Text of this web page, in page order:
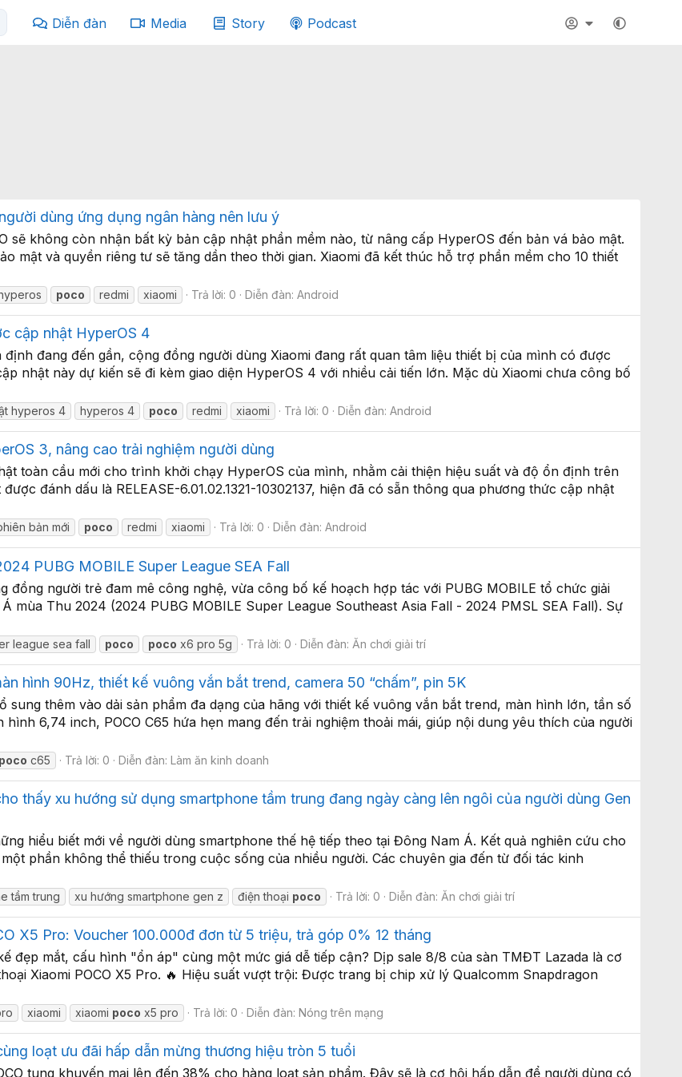
Diễn đàn Media Story Podcast
dùng ứng dụng ngân hàng nên lưu ý
sẽ không còn nhận bất kỳ bản cập nhật phần mềm nào, từ nâng cấp HyperOS đến bản vá bảo mật.
mật và quyền riêng tư sẽ tăng dần theo thời gian. Xiaomi đã kết thúc hỗ trợ phần mềm cho 10 thiết
poco redmi xiaomi Trả lời: 0 Diễn đàn:Android
cập nhật HyperOS 4
đang đến gần, cộng đồng người dùng Xiaomi đang rất quan tâm liệu thiết bị của mình có được
nhật này dự kiến sẽ đi kèm giao diện HyperOS 4 với nhiều cải tiến lớn. Mặc dù Xiaomi chưa công bố
hyperos 4 hyperos 4 poco redmi xiaomi Trả lời: 0 Diễn đàn:Android
3, nâng cao trải nghiệm người dùng
toàn cầu mới cho trình khởi chạy HyperOS của mình, nhằm cải thiện hiệu suất và độ ổn định trên
đánh dấu là RELEASE-6.01.02.1321-10302137, hiện đã có sẵn thông qua phương thức cập nhật
bản mới poco redmi xiaomi Trả lời: 0 Diễn đàn:Android
PUBG MOBILE Super League SEA Fall
đồng người trẻ đam mê công nghệ, vừa công bố kế hoạch hợp tác với PUBG MOBILE tổ chức giải
mùa Thu 2024 (2024 PUBG MOBILE Super League Southeast Asia Fall - 2024 PMSL SEA Fall). Sự
league sea fall poco poco x6 pro 5g Trả lời: 0 Diễn đàn: Ăn chơi giải trí
hình 90Hz, thiết kế vuông vắn bắt trend, camera 50 “chấm”, pin 5K
sung thêm vào dải sản phẩm đa dạng của hãng với thiết kế vuông vắn bắt trend, màn hình lớn, tần số
6,74 inch, POCO C65 hứa hẹn mang đến trải nghiệm thoải mái, giúp nội dung yêu thích của người
poco c65 Trả lời: 0 Diễn đàn: Làm ăn kinh doanh
thấy xu hướng sử dụng smartphone tầm trung đang ngày càng lên ngôi của người dùng Gen
hiểu biết mới về người dùng smartphone thế hệ tiếp theo tại Đông Nam Á. Kết quả nghiên cứu cho
phần không thể thiếu trong cuộc sống của nhiều người. Các chuyên gia đến từ đối tác kinh
tầm trung xu hướng smartphone gen z điện thoại poco Trả lời: 0 Diễn đàn: Ăn chơi giải trí
X5 Pro: Voucher 100.000đ đơn từ 5 triệu, trả góp 0% 12 tháng
đẹp mắt, cấu hình "ổn áp" cùng một mức giá dễ tiếp cận? Dịp sale 8/8 của sàn TMĐT Lazada là cơ
Xiaomi POCO X5 Pro. 🔥 Hiệu suất vượt trội: Được trang bị chip xử lý Qualcomm Snapdragon
xiaomi xiaomi poco x5 pro Trả lời: 0 Diễn đàn: Nóng trên mạng
loạt ưu đãi hấp dẫn mừng thương hiệu tròn 5 tuổi
tung khuyến mại lên đến 38% cho hàng loạt sản phẩm. Đây sẽ là cơ hội hấp dẫn để người dùng có